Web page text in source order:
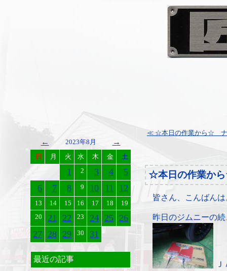
← 2023年8月 →
日 月 火 水 木 金 土
1 2 3 4
5
6
7 8 9 10 11 12
13 14 15 16 17 18
19
20
21 22 23 24 25 26
27 28 29 30 31
最近の記事
≪ ☆本日の作業から☆
☆本日の作業か
皆さん、こんばんは
昨日のジムニーの